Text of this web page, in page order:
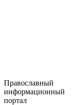
Православный
информационный
портал